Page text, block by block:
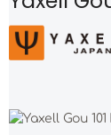
Bildergalerie